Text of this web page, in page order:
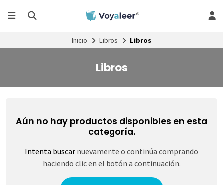
Inicio Libros Libros
Libros
Aún no hay productos disponibles en esta
categoría.
Intenta buscar nuevamente o continúa comprando
haciendo clic en el botón a continuación.